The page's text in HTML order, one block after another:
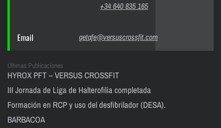
+34 640 835 165
Email getafe@versuscrossfit.com
Últimas Publicaciones
HYROX PFT – VERSUS CROSSFIT
III Jornada de Liga de Halterofilia completada
Formación en RCP y uso del desfibrilador (DESA).
BARBACOA